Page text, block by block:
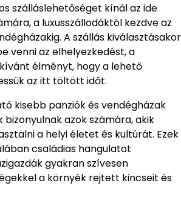
szálláslehetőséget kínál az ide
a luxusszállodáktól kezdve az
A szállás kiválasztásakor
venni az elhelyezkedést, a
élményt, hogy a lehető
az itt töltött időt.
kisebb panziók és vendégházak
bizonyulnak azok számára, akik
a helyi életet és kultúrát. Ezek
családias hangulatot
gyakran szívesen
a környék rejtett kincseit és